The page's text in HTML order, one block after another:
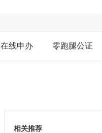
在线申办 零跑腿公证
相关推荐